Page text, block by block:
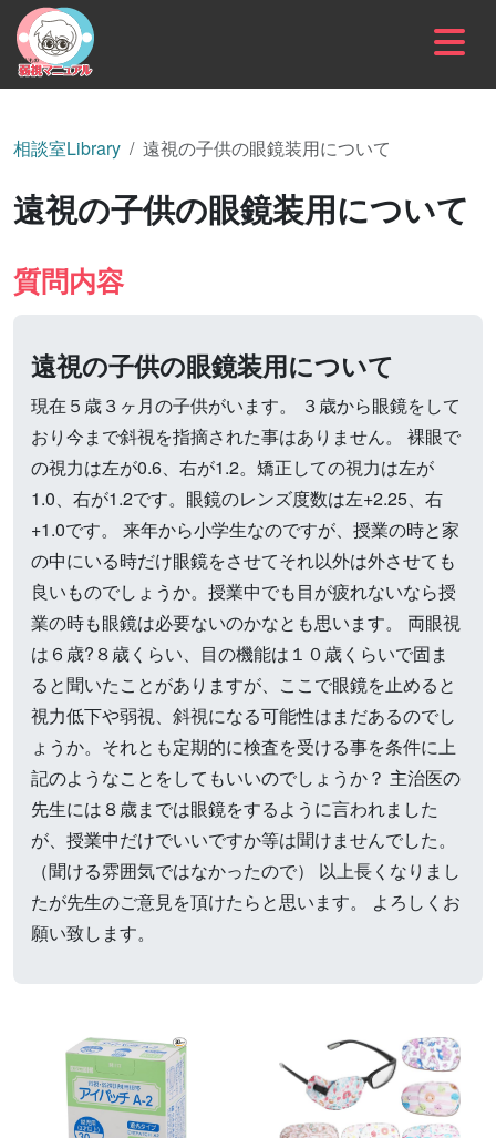
内容をスキップ
相談室Library 遠視の子供の眼鏡装用について
遠視の子供の眼鏡装用について
質問内容
遠視の子供の眼鏡装用について
現在５歳３ヶ月の子供がいます。 ３歳から眼鏡をして
おり今まで斜視を指摘された事はありません。 裸眼で
の視力は左が0.6、右が1.2。矯正しての視力は左が
1.0、右が1.2です。眼鏡のレンズ度数は左+2.25、右
+1.0です。 来年から小学生なのですが、授業の時と家
の中にいる時だけ眼鏡をさせてそれ以外は外させても
良いものでしょうか。授業中でも目が疲れないなら授
業の時も眼鏡は必要ないのかなとも思います。 両眼視
は６歳?８歳くらい、目の機能は１０歳くらいで固ま
ると聞いたことがありますが、ここで眼鏡を止めると
視力低下や弱視、斜視になる可能性はまだあるのでし
ょうか。それとも定期的に検査を受ける事を条件に上
記のようなことをしてもいいのでしょうか？ 主治医の
先生には８歳までは眼鏡をするように言われました
が、授業中だけでいいですか等は聞けませんでした。
（聞ける雰囲気ではなかったので） 以上長くなりまし
たが先生のご意見を頂けたらと思います。 よろしくお
願い致します。